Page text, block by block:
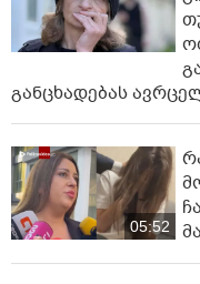
განცხადებას
05:52